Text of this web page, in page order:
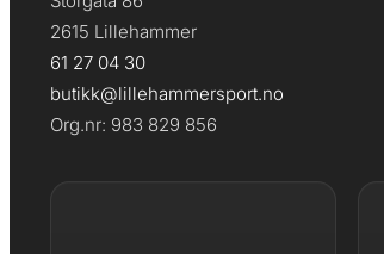
2615 Lillehammer
61 27 04 30
butikk@lillehammersport.no
Org.nr: 983 829 856